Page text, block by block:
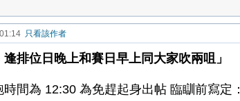
只看該作者
逢排位日晚上和賽日早上同大家吹兩咀」
間為 12:30 為免趕起身出帖 臨瞓前寫定：